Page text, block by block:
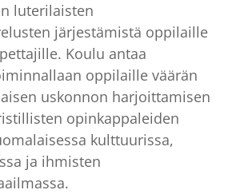
luterilaisten
järjestämistä oppilaille
Koulu antaa
oppilaille väärän
uskonnon harjoittamisen
opinkappaleiden
kulttuurissa,
ja ihmisten